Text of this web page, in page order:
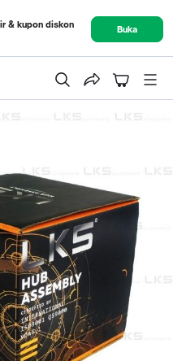
& kupon diskon
Buka